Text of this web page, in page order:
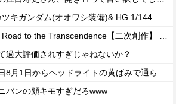
過大評価されすぎじゃねないか？
バンの顔キモすぎだろwww